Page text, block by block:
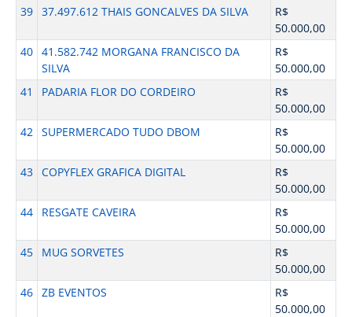
39 37.497.612 THAIS GONCALVES DA SILVA
R$
50.000,00
40 41.582.742 MORGANA FRANCISCO DA
SILVA
R$
50.000,00
41
PADARIA FLOR DO CORDEIRO
R$
50.000,00
42 SUPERMERCADO TUDO DBOM
R$
50.000,00
43 COPYFLEX GRAFICA DIGITAL
R$
50.000,00
44
RESGATE CAVEIRA
R$
50.000,00
45
MUG SORVETES
R$
50.000,00
46 ZB EVENTOS
R$
50.000,00